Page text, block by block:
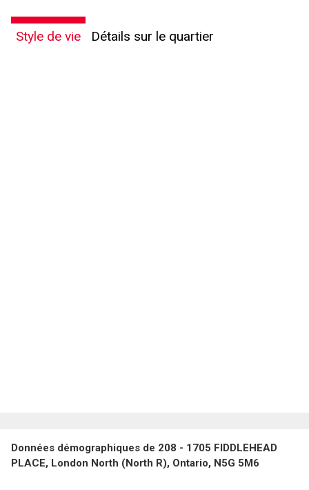
Style de vie Détails sur le quartier
Données démographiques de 208 - 1705 FIDDLEHEAD
PLACE, London North (North R), Ontario, N5G 5M6